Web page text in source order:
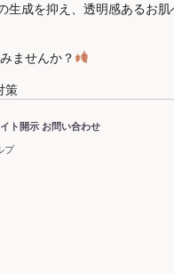
成を抑え、透明感あるお
ませんか？
策
ト開示·お問い合わせ
プ